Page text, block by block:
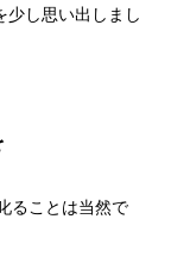
少し思い出しまし
ることは当然で